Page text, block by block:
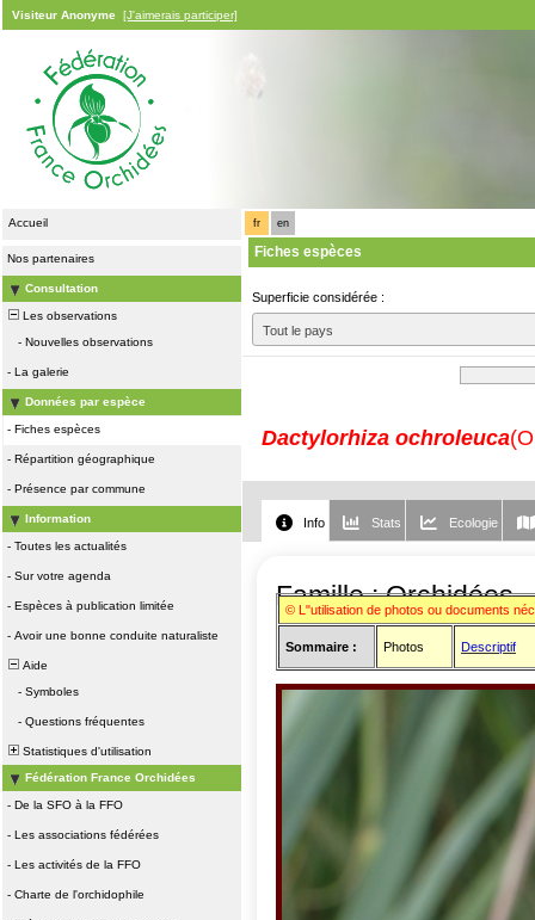
Visiteur Anonyme [J'aimerais participer]
Accueil
Nos partenaires
Consultation
Les observations
- Nouvelles observations
- La galerie
Données par espèce
- Fiches espèces
- Répartition géographique
- Présence par commune
Information
- Toutes les actualités
- Sur votre agenda
- Espèces à publication limitée
- Avoir une bonne conduite naturaliste
Aide
- Symboles
- Questions fréquentes
Statistiques d'utilisation
Fédération France Orchidées
- De la SFO à la FFO
- Les associations fédérées
- Les activités de la FFO
- Charte de l'orchidophile
fr en
Fiches espèces
Superficie considérée :
Tout le pays
Dactylorhiza ochroleuca
Info Stats Ecologie
Famille : Orchidées
© L"utilisation de photos ou documents
Sommaire : Photos Descriptif